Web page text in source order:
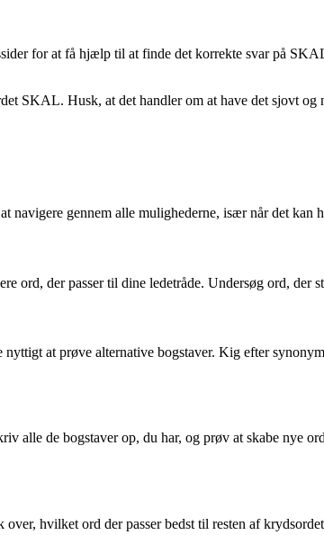
for at få hjælp til at finde det korrekte svar på
SKAL. Husk, at det handler om at have det sjovt og
gennem alle mulighederne, især når det kan
ord, der passer til dine ledetråde. Undersøg ord, der
at prøve alternative bogstaver. Kig efter
alle de bogstaver op, du har, og prøv at skabe nye
hvilket ord der passer bedst til resten af